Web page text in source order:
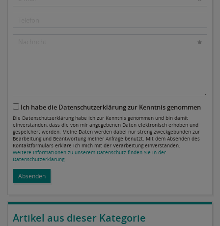
Ich habe die Datenschutzerklärung zur Kenntnis genommen
Die Datenschutzerklärung habe ich zur Kenntnis genommen und bin damit
einverstanden, dass die von mir angegebenen Daten elektronisch erhoben und
gespeichert werden. Meine Daten werden dabei nur streng zweckgebunden zur
Bearbeitung und Beantwortung meiner Anfrage benutzt. Mit dem Absenden des
Kontaktformulars erkläre ich mich mit der Verarbeitung einverstanden.
Weitere Informationen zu unserem Datenschutz finden Sie in der
Datenschutzerklärung.
Absenden
Artikel aus dieser Kategorie